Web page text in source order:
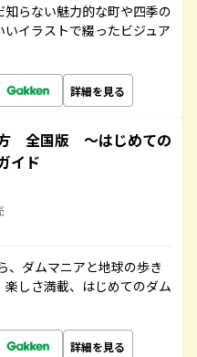
らない魅力的な町や四季の
イラストで綴ったビジュア
詳細を見る
全国版 ～はじめての
イド
、ダムマニアと地球の歩き
しさ満載、はじめてのダム
詳細を見る